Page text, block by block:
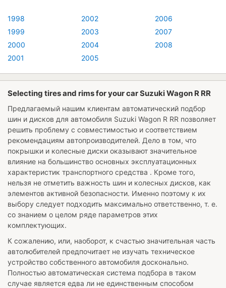
1998
1999
2000
2001
2002
2003
2004
2005
2006
2007
2008
Selecting tires and rims for your car Suzuki Wagon R RR
Предлагаемый нашим клиентам автоматический подбор
шин и дисков для автомобиля Suzuki Wagon R RR позволяет
решить проблему с совместимостью и соответствием
рекомендациям автопроизводителей. Дело в том, что
покрышки и колесные диски оказывают значительное
влияние на большинство основных эксплуатационных
характеристик транспортного средства . Кроме того,
нельзя не отметить важность шин и колесных дисков, как
элементов активной безопасности. Именно поэтому к их
выбору следует подходить максимально ответственно, т. е.
со знанием о целом ряде параметров этих
комплектующих.
К сожалению, или, наоборот, к счастью значительная часть
автолюбителей предпочитает не изучать техническое
устройство собственного автомобиля досконально.
Полностью автоматическая система подбора в таком
случае является едва ли не единственным способом